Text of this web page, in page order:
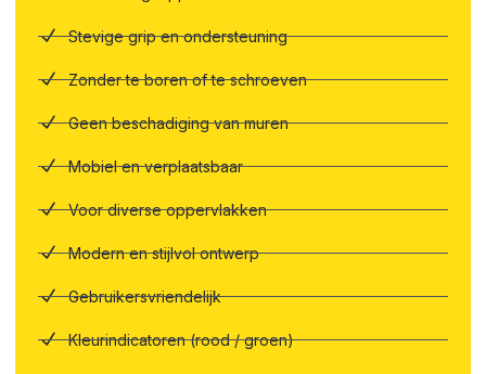
Stevige grip en ondersteuning
Zonder te boren of te schroeven
Geen beschadiging van muren
Mobiel en verplaatsbaar
Voor diverse oppervlakken
Modern en stijlvol ontwerp
Gebruikersvriendelijk
Kleurindicatoren (rood / groen)